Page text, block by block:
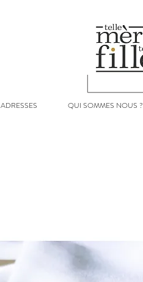
ADRESSES QUI SOMMES NOUS ?